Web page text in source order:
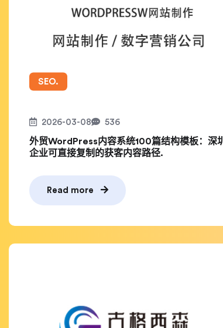
SEO.
2026-03-08 536
外贸WordPress内容系统100篇结构模板：深圳
企业可直接复制的获客内容路径.
Read more